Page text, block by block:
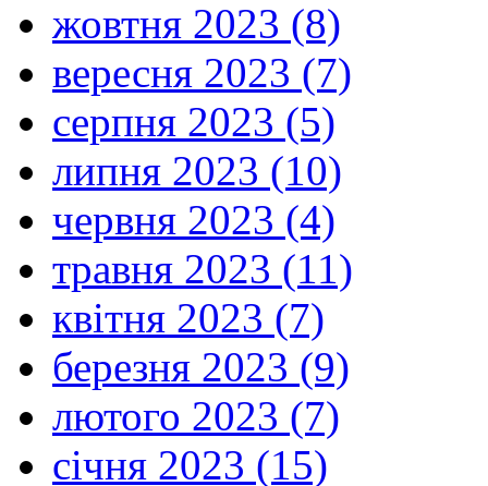
жовтня 2023 (8)
вересня 2023 (7)
серпня 2023 (5)
липня 2023 (10)
червня 2023 (4)
травня 2023 (11)
квітня 2023 (7)
березня 2023 (9)
лютого 2023 (7)
січня 2023 (15)